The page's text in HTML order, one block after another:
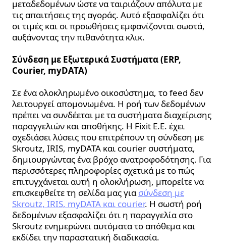
μεταδεδομένων ώστε να ταιριάζουν απόλυτα με
τις απαιτήσεις της αγοράς. Αυτό εξασφαλίζει ότι
οι τιμές και οι προωθήσεις εμφανίζονται σωστά,
αυξάνοντας την πιθανότητα κλικ.
Σύνδεση με Εξωτερικά Συστήματα (ERP,
Courier, myDATA)
Σε ένα ολοκληρωμένο οικοσύστημα, το feed δεν
λειτουργεί απομονωμένα. Η ροή των δεδομένων
πρέπει να συνδέεται με τα συστήματα διαχείρισης
παραγγελιών και αποθήκης. Η Fixit E.E. έχει
σχεδιάσει λύσεις που επιτρέπουν τη σύνδεση με
Skroutz, IRIS, myDATA και courier συστήματα,
δημιουργώντας ένα βρόχο ανατροφοδότησης. Για
περισσότερες πληροφορίες σχετικά με το πώς
επιτυγχάνεται αυτή η ολοκλήρωση, μπορείτε να
επισκεφθείτε τη σελίδα μας γιασύνδεση με
Skroutz, IRIS, myDATA και courier. Η σωστή ροή
δεδομένων εξασφαλίζει ότι η παραγγελία στο
Skroutz ενημερώνει αυτόματα το απόθεμα και
εκδίδει την παραστατική διαδικασία.